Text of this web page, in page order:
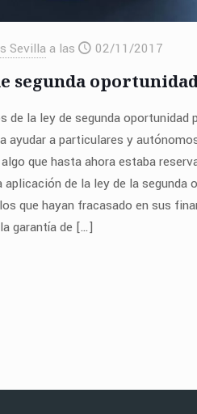
Sevilla a las 02/11/2017
segunda
de la ley de segunda
ayudar a particulares y
que hasta ahora estaba
aplicación de la ley de la segunda
que hayan fracasado en sus
garantía de […]